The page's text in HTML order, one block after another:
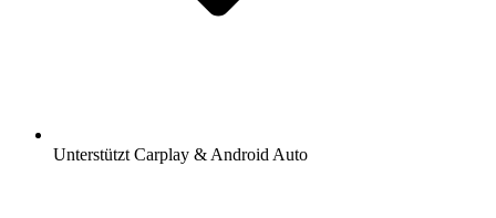
Unterstützt Carplay & Android Auto